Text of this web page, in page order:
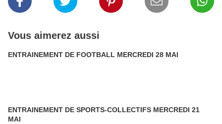
Vous aimerez aussi
ENTRAINEMENT DE FOOTBALL MERCREDI 28 MAI
ENTRAINEMENT DE SPORTS-COLLECTIFS MERCREDI 21
MAI